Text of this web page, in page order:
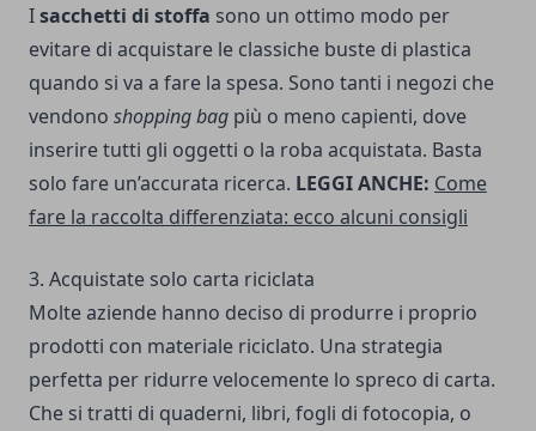
Isacchetti di stoffa sono un ottimo modo per
evitare di acquistare le classiche buste di plastica
quando si va a fare la spesa. Sono tanti i negozi che
vendono shopping bag più o meno capienti, dove
inserire tutti gli oggetti o la roba acquistata. Basta
solo fare un’accurata ricerca. LEGGI ANCHE: Come
fare la raccolta differenziata: ecco alcuni consigli
3. Acquistate solo carta riciclata
Molte aziende hanno deciso di produrre i proprio
prodotti con materiale riciclato. Una strategia
perfetta per ridurre velocemente lo spreco di carta.
Che si tratti di quaderni, libri, fogli di fotocopia, o